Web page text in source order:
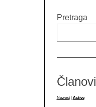
Pretraga
Članovi
Newest Active